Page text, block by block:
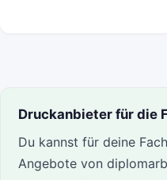
Druckanbieter für die
Du kannst für deine
Angebote von